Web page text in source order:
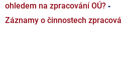
ohledem na zpracování OÚ?
Záznamy o činnostech